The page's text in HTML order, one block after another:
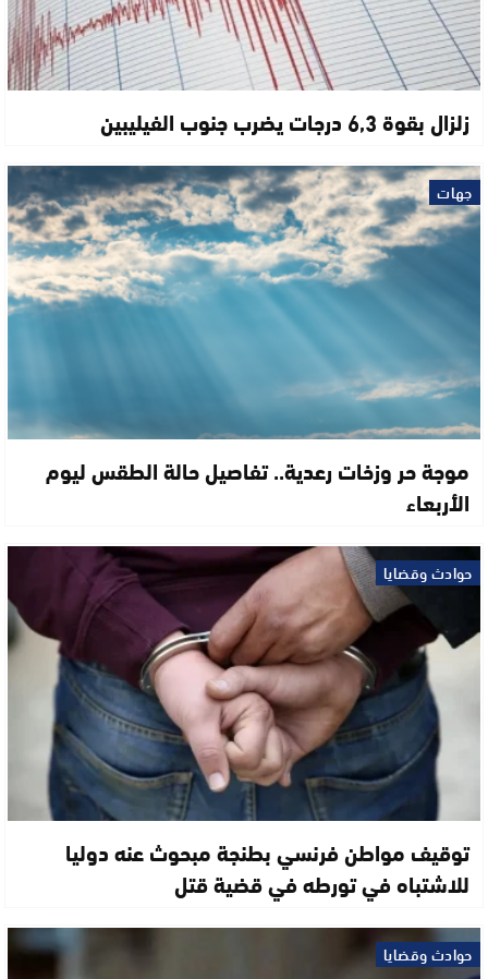
زلزال بقوة 6,3 درجات يضرب جنوب الفيليبين
جهات
موجة حر وزخات رعدية.. تفاصيل حالة الطقس ليوم
الأربعاء
حوادث وقضايا
توقيف مواطن فرنسي بطنجة مبحوث عنه دوليا
للاشتباه في تورطه في قضية قتل
حوادث وقضايا